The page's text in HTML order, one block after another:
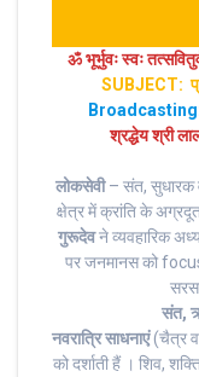
ॐ भूर्भुवः स्‍वः
SUBJECT:
Broadcasting:
श्रद्धेय श्री
लोकसेवी– संत, सुधारक
क्षेत्र में क्रांति के
गुरूदेवने व्यवहारिक
पर जनमानस को
संत,
नवरात्रि साधनाएं(चैत्र व
को दर्शाती हैं । शिव,